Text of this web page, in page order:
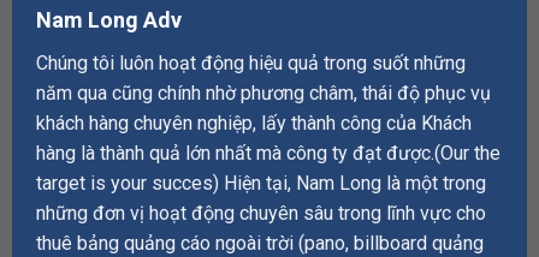
Nam Long Adv
Chúng tôi luôn hoạt động hiệu quả trong suốt những
năm qua cũng chính nhờ phương châm, thái độ phục vụ
khách hàng chuyên nghiệp, lấy thành công của Khách
hàng là thành quả lớn nhất mà công ty đạt được.(Our the
target is your succes) Hiện tại, Nam Long là một trong
những đơn vị hoạt động chuyên sâu trong lĩnh vực cho
thuê bảng quảng cáo ngoài trời (pano, billboard quảng